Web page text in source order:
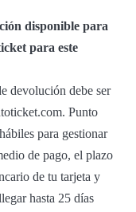
disponible para
para este
devolución debe ser
Punto
para gestionar
de pago, el plazo
de tu tarjeta y
hasta 25 días